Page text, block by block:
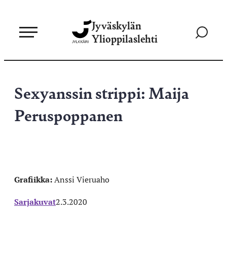
sisältöön
Jyväskylän
Ylioppilaslehti
Siirry
Sexyanssin strippi: Maija
Peruspoppanen
Grafiikka:Anssi Vieruaho
Sarjakuvat2.3.2020